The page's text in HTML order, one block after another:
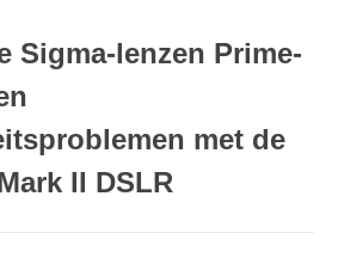
Sigma-lenzen Prime-
met de
II DSLR